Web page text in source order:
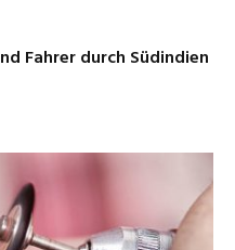
Fahrer durch Südindien